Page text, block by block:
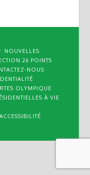
NOUVELLES
26 POINTS
NOUS
OLYMPIQUE
À VIE